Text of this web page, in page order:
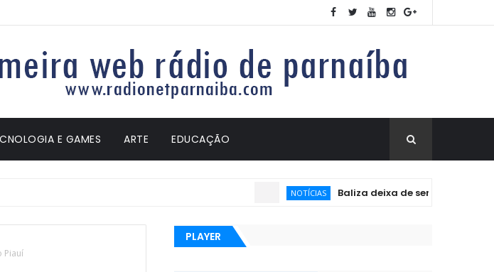
E GAMES ARTE EDUCAÇÃO
NOTÍCIAS Baliza deixa de ser exigida no
Piauí
PLAYER